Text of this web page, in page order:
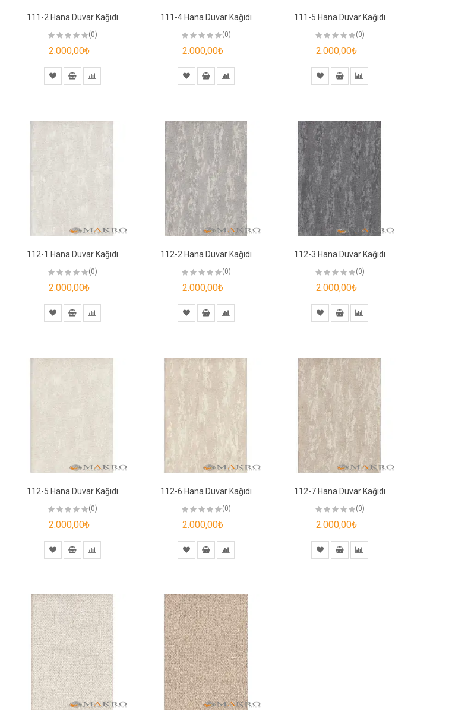
111-2 Hana Duvar Kağıdı
(0)
2.000,00₺
111-4 Hana Duvar Kağıdı
(0)
2.000,00₺
111-5 Hana Duvar Kağıdı
(0)
2.000,00₺
112-1 Hana Duvar Kağıdı
(0)
2.000,00₺
112-2 Hana Duvar Kağıdı
(0)
2.000,00₺
112-3 Hana Duvar Kağıdı
(0)
2.000,00₺
112-5 Hana Duvar Kağıdı
(0)
2.000,00₺
112-6 Hana Duvar Kağıdı
(0)
2.000,00₺
112-7 Hana Duvar Kağıdı
(0)
2.000,00₺